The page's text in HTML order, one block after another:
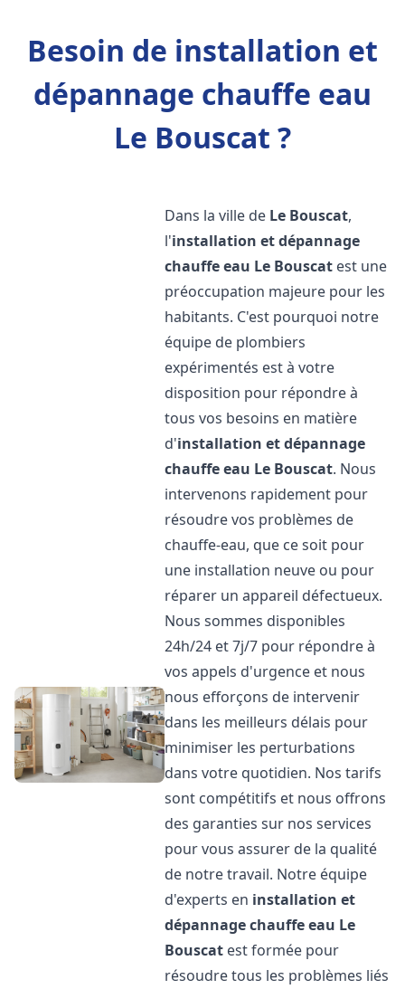
Besoin de installation et
dépannage chauffe eau
Le Bouscat ?
Dans la ville de Le Bouscat,
l'installation et dépannage
chauffe eau Le Bouscat est une
préoccupation majeure pour les
habitants. C'est pourquoi notre
équipe de plombiers
expérimentés est à votre
disposition pour répondre à
tous vos besoins en matière
d'installation et dépannage
chauffe eau Le Bouscat. Nous
intervenons rapidement pour
résoudre vos problèmes de
chauffe-eau, que ce soit pour
une installation neuve ou pour
réparer un appareil défectueux.
Nous sommes disponibles
24h/24 et 7j/7 pour répondre à
vos appels d'urgence et nous
nous efforçons de intervenir
dans les meilleurs délais pour
minimiser les perturbations
dans votre quotidien. Nos tarifs
sont compétitifs et nous offrons
des garanties sur nos services
pour vous assurer de la qualité
de notre travail. Notre équipe
d'experts en installation et
dépannage chauffe eau Le
Bouscat est formée pour
résoudre tous les problèmes liés